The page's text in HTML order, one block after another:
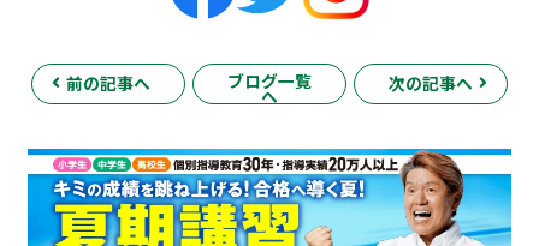
前の記事へ ブログ一覧
へ
次の記事へ